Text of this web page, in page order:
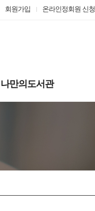
회원가입 온라인정회원 신청
나만의도서관
맞춤도서 서비스
온라인정회원 신청